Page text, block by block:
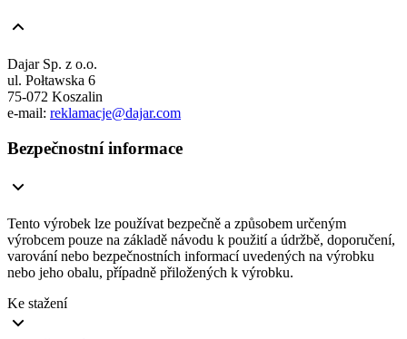
Dajar Sp. z o.o.
ul. Połtawska 6
75-072 Koszalin
e-mail: reklamacje@dajar.com
Bezpečnostní informace
Tento výrobek lze používat bezpečně a způsobem určeným
výrobcem pouze na základě návodu k použití a údržbě, doporučení,
varování nebo bezpečnostních informací uvedených na výrobku
nebo jeho obalu, případně přiložených k výrobku.
Ke stažení